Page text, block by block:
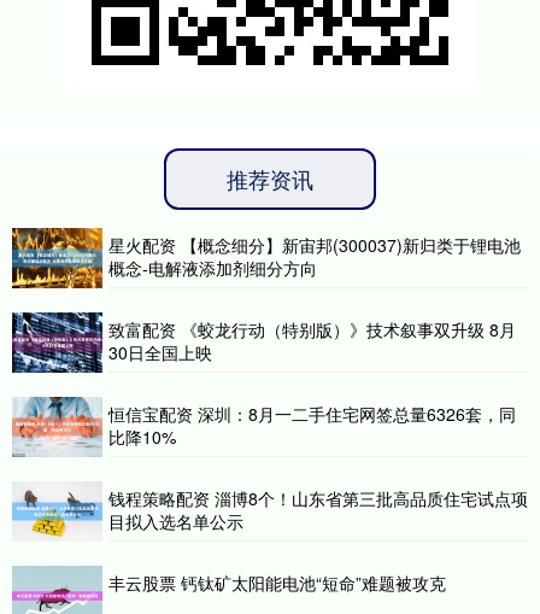
推荐资讯
星火配资 【概念细分】新宙邦(300037)新归类于锂电池
概念-电解液添加剂细分方向
致富配资 《蛟龙行动（特别版）》技术叙事双升级 8月
30日全国上映
恒信宝配资 深圳：8月一二手住宅网签总量6326套，同
比降10%
钱程策略配资 淄博8个！山东省第三批高品质住宅试点项
目拟入选名单公示
丰云股票 钙钛矿太阳能电池“短命”难题被攻克